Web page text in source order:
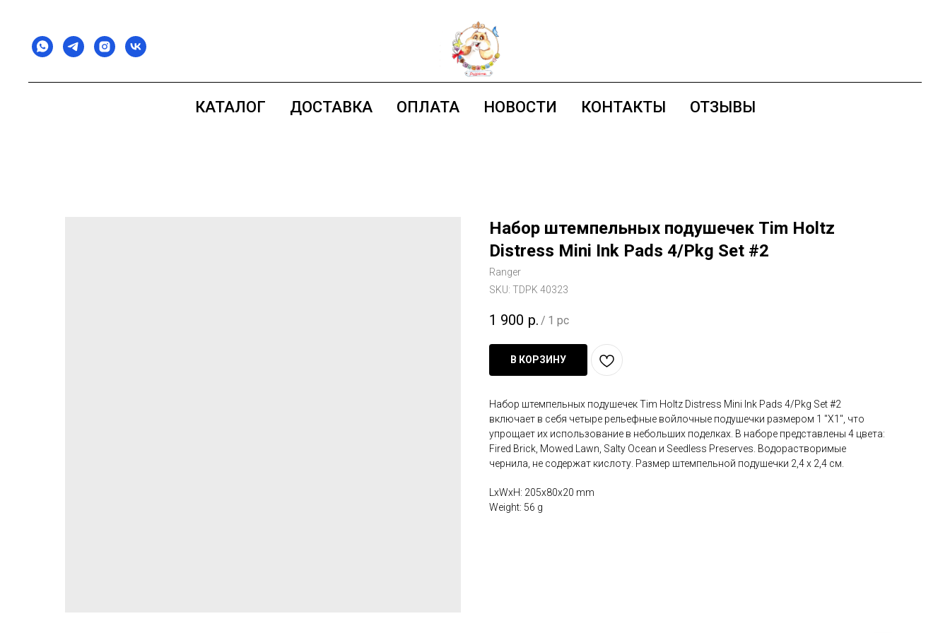
КАТАЛОГ ДОСТАВКА ОПЛАТА НОВОСТИ КОНТАКТЫ ОТЗЫВЫ
Набор штемпельных подушечек Tim Holtz
Distress Mini Ink Pads 4/Pkg Set #2
Ranger
SKU: TDPK 40323
1 900 р. / 1 pc
В КОРЗИНУ
Набор штемпельных подушечек Tim Holtz Distress Mini Ink Pads 4/Pkg Set #2
включает в себя четыре рельефные войлочные подушечки размером 1 "X1", что
упрощает их использование в небольших поделках. В наборе представлены 4 цвета:
Fired Brick, Mowed Lawn, Salty Ocean и Seedless Preserves. Водорастворимые
чернила, не содержат кислоту. Размер штемпельной подушечки 2,4 х 2,4 см.
LxWxH: 205x80x20 mm
Weight: 56 g